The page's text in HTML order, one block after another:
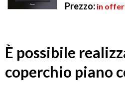
Prezzo: in
È possibile
coperchio piano